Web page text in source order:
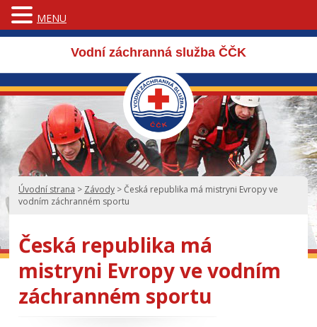
Vodní záchranná služba ČČK
Úvodní strana > Závody >Česká republika má mistryni Evropy ve
vodním záchranném sportu
Česká republika má
mistryni Evropy ve vodním
záchranném sportu
MENU